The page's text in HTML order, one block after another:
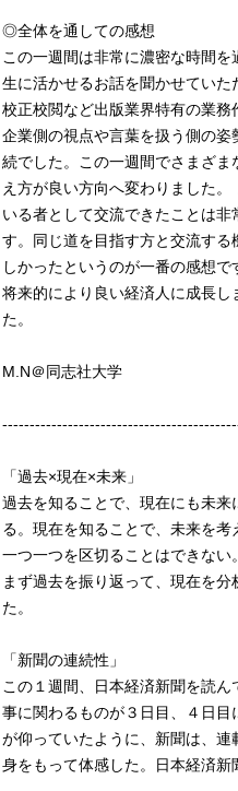
◎全体を通しての感想
この一週間は非常に濃密な時間
生に活かせるお話を聞かせてい
校正校閲など出版業界特有の業
企業側の視点や言葉を扱う側の
続でした。この一週間でさまざ
え方が良い方向へ変わりました
いる者として交流できたことは
す。同じ道を目指す方と交流す
しかったというのが一番の感想で
将来的により良い経済人に成長
た。
M.N＠同志社大学
「過去×現在×未来」
過去を知ることで、現在にも未
る。現在を知ることで、未来を考
一つ一つを区切ることはできない
まず過去を振り返って、現在を
た。
「新聞の連続性」
この１週間、日本経済新聞を読
事に関わるものが３日目、４日
が仰っていたように、新聞は、
身をもって体感した。日本経済新